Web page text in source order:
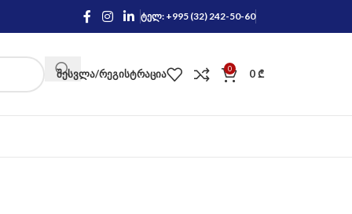
ტელ: +995 (32) 242-50-60
ᲨᲔᲡᲕᲚᲐ/ᲠᲔᲒᲘᲡᲢᲠᲐᲪᲘᲐ 0 0₾